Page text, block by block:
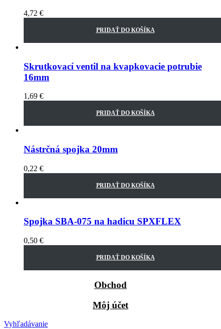
4,72 €
PRIDAŤ DO KOŠÍKA
Skrutkovací ventil na kvapkovacie potrubie
16mm
1,69 €
PRIDAŤ DO KOŠÍKA
Nástrčná spojka 20mm
0,22 €
PRIDAŤ DO KOŠÍKA
Spojka SBA-075 na hadicu SPXFLEX
0,50 €
PRIDAŤ DO KOŠÍKA
Obchod
Môj účet
Vyhľadávanie